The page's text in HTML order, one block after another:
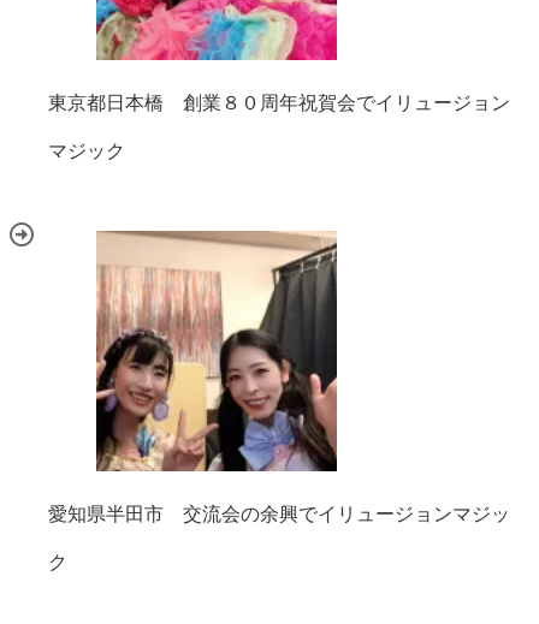
東京都日本橋 創業８０周年祝賀会でイリュージョン
マジック
愛知県半田市 交流会の余興でイリュージョンマジッ
ク